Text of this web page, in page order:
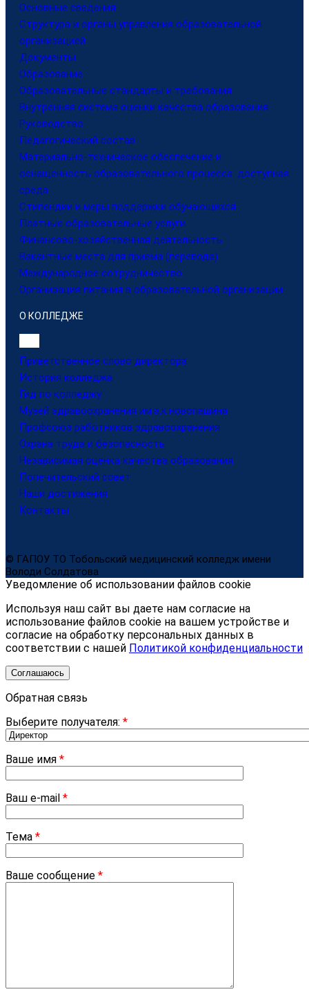
Основные сведения
Структура и органы управления образовательной
организацией
Документы
Образование
Образовательные стандарты и требования
Внутренняя система оценки качества образования
Руководство
Педагогический состав
Материально-техническое обеспечение и
оснащенность образовательного процесса. доступная
среда
Стипендии и меры поддержки обучающихся
Платные образовательные услуги
Финансово-хозяйственная деятельность
Вакантные места для приема (перевода)
Международное сотрудничество
Организация питания в образовательной организации
О КОЛЛЕДЖЕ
Приветственное слово директора
История колледжа
Гид по колледжу
Музей здравоохранения им.а.к.новопашина
Профсоюз работников здравоохранения
Охрана труда и безопасность
Независимая оценка качества образования
Попечительский совет
Наши достижения
Контакты
© ГАПОУ ТО Тобольский медицинский колледж имени
Володи Солдатова
Уведомление об использовании файлов cookie
Используя наш сайт вы даете нам согласие на
использование файлов cookie на вашем устройстве и
согласие на обработку персональных данных в
соответствии с нашей Политикой конфиденциальности
Соглашаюсь
Обратная связь
Выберите получателя: *
Ваше имя *
Ваш e-mail *
Тема *
Ваше сообщение *